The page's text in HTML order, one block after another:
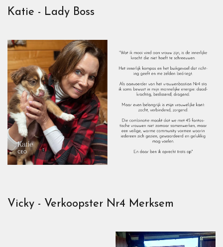
Katie - Lady Boss
Vicky - Verkoopster Nr4 Merksem